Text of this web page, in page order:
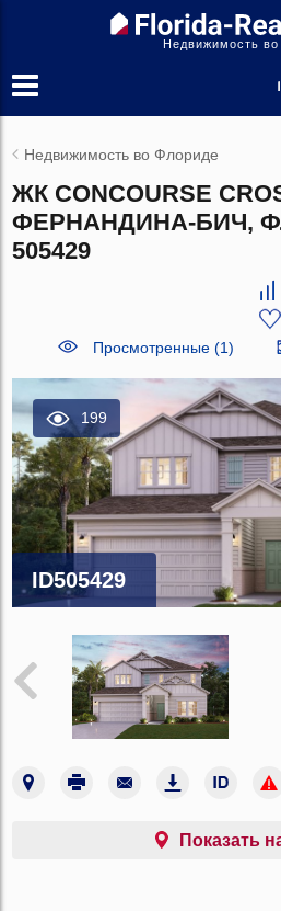
Недвижимость
Недвижимость во Флориде
ЖК CONCOURSE
ФЕРНАНДИНА-БИЧ,
505429
Просмотренные (1)
199
ID505429
Показать